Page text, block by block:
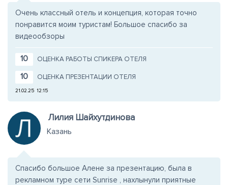
Очень классный отель и концепция, которая точно
понравится моим туристам! Большое спасибо за
видеообзоры
10 ОЦЕНКА РАБОТЫ СПИКЕРА ОТЕЛЯ
10 ОЦЕНКА ПРЕЗЕНТАЦИИ ОТЕЛЯ
12:15
21.02.25
Лилия Шайхутдинова
Казань
Спасибо большое Алене за презентацию, была в
рекламном туре сети Sunrise , нахлынули приятные